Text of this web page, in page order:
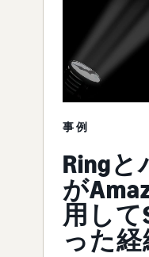
事例
Ring
が
用して
った経